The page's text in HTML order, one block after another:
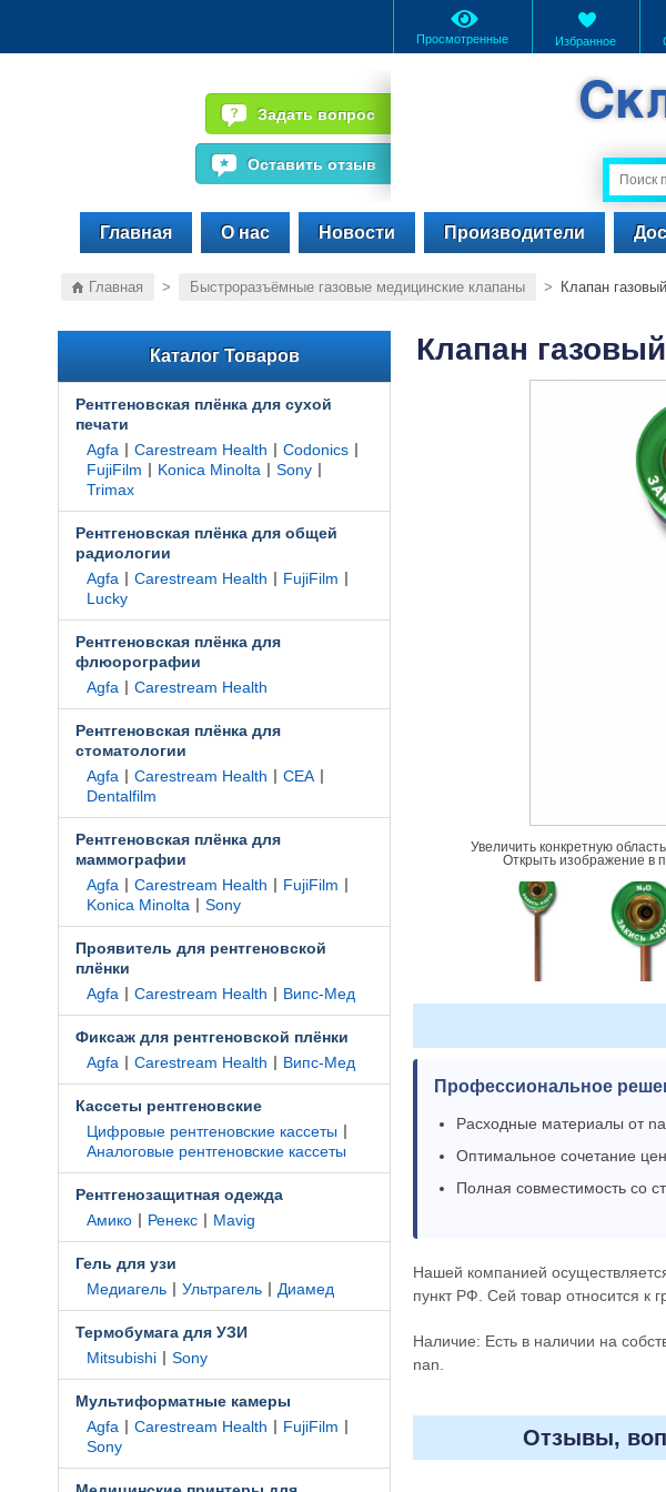
Просмотренные Избранное
Задать вопрос
Оставить отзыв
Главная О нас Новости Производители
Главная > Быстроразъёмные газовые медицинские клапаны > Клапан
Каталог Товаров
Рентгеновская плёнка для сухой
печати
Agfa | Carestream Health | Codonics |
FujiFilm | Konica Minolta | Sony |
Trimax
Рентгеновская плёнка для общей
радиологии
Agfa | Carestream Health | FujiFilm |
Lucky
Рентгеновская плёнка для
флюорографии
Agfa | Carestream Health
Рентгеновская плёнка для
стоматологии
Agfa | Carestream Health | CEA |
Dentalfilm
Рентгеновская плёнка для
маммографии
Agfa | Carestream Health | FujiFilm |
Konica Minolta | Sony
Проявитель для рентгеновской
плёнки
Agfa | Carestream Health | Випс-Мед
Фиксаж для рентгеновской плёнки
Agfa | Carestream Health | Випс-Мед
Кассеты рентгеновские
Цифровые рентгеновские кассеты |
Аналоговые рентгеновские кассеты
Рентгенозащитная одежда
Амико | Ренекс | Mavig
Гель для узи
Медиагель | Ультрагель | Диамед
Термобумага для УЗИ
Mitsubishi | Sony
Мультиформатные камеры
Agfa | Carestream Health | FujiFilm |
Sony
Клапан
Увеличить конкретную
Открыть изображение в
Профессиональное
Расходные материалы от
Оптимальное сочетание
Полная совместимость со
Нашей компанией
пункт РФ. Сей товар относится к
Наличие: Есть в наличии на
nan.
Отзывы,